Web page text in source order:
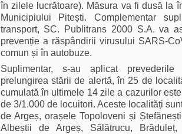
în zilele lucrătoare). Măsura va fi dusă la
Municipiului Pitești. Complementar
transport, SC. Publitrans 2000 S.A. va
prevenție a răspândirii virusului SARS-
comun și în autobuze.
Suplimentar, s-au aplicat
prelungirea stării de alertă, în 25 de
cumulată în ultimele 14 zile a cazurilor
de 3/1.000 de locuitori. Aceste localități
de Argeș, orașele Topoloveni și
Albeștii de Argeș, Sălătrucu, Brăduleț,